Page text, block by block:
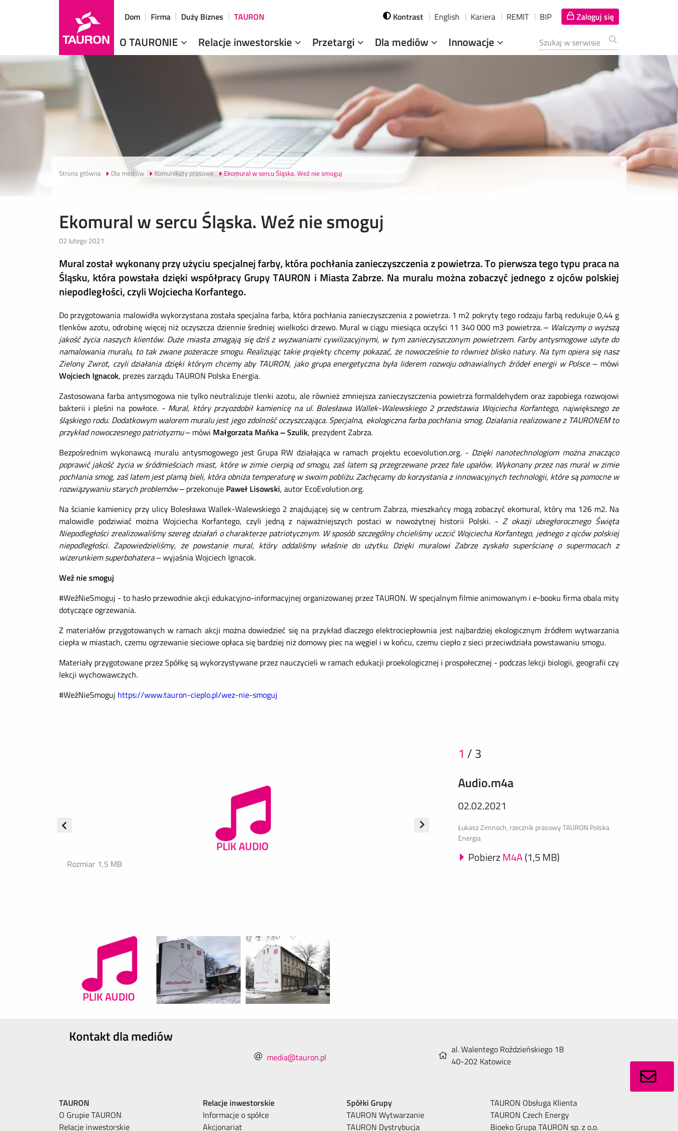
Dom Firma Duży Biznes
TAURON
Szukana fraza
Zaloguj się
O TAURONIE Relacje inwestorskie Przetargi Dla mediów Innowacje
Kontrast English Kariera REMIT BIP
Strona główna Dla mediów Komunikaty prasowe Ekomural w sercu Śląska. Weź nie smoguj
Ekomural w sercu Śląska. Weź nie smoguj
02 lutego 2021
Mural został wykonany przy użyciu specjalnej farby, która pochłania zanieczyszczenia z powietrza. To pierwsza tego typu praca na
Śląsku, która powstała dzięki współpracy Grupy TAURON i Miasta Zabrze. Na muralu można zobaczyć jednego z ojców polskiej
niepodległości, czyli Wojciecha Korfantego.
Do przygotowania malowidła wykorzystana została specjalna farba, która pochłania zanieczyszczenia z powietrza. 1 m2 pokryty tego rodzaju farbą redukuje 0,44 g
tlenków azotu, odrobinę więcej niż oczyszcza dziennie średniej wielkości drzewo. Mural w ciągu miesiąca oczyści 11 340 000 m3 powietrza.– Walczymy o wyższą
jakość życia naszych klientów. Duże miasta zmagają się dziś z wyzwaniami cywilizacyjnymi, w tym zanieczyszczonym powietrzem. Farby antysmogowe użyte do
namalowania muralu, to tak zwane pożeracze smogu. Realizując takie projekty chcemy pokazać, że nowocześnie to również blisko natury. Na tym opiera się nasz
Zielony Zwrot, czyli działania dzięki którym chcemy aby TAURON, jako grupa energetyczna była liderem rozwoju odnawialnych źródeł energii w Polsce– mówi
Wojciech Ignacok, prezes zarządu TAURON Polska Energia.
Zastosowana farba antysmogowa nie tylko neutralizuje tlenki azotu, ale również zmniejsza zanieczyszczenia powietrza formaldehydem oraz zapobiega rozwojowi
bakterii i pleśni na powłoce. - Mural, który przyozdobił kamienicę na ul. Bolesława Wallek-Walewskiego 2 przedstawia Wojciecha Korfantego, największego ze
śląskiego rodu. Dodatkowym walorem muralu jest jego zdolność oczyszczająca. Specjalna, ekologiczna farba pochłania smog. Działania realizowane z TAURONEM to
przykład nowoczesnego patriotyzmu– mówi Małgorzata Mańka – Szulik, prezydent Zabrza.
Bezpośrednim wykonawcą muralu antysmogowego jest Grupa RW działająca w ramach projektu ecoevolution.org. - Dzięki nanotechnologiom można znacząco
poprawić jakość życia w śródmieściach miast, które w zimie cierpią od smogu, zaś latem są przegrzewane przez fale upałów. Wykonany przez nas mural w zimie
pochłania smog, zaś latem jest plamą bieli, która obniża temperaturę w swoim pobliżu. Zachęcamy do korzystania z innowacyjnych technologii, które są pomocne w
rozwiązywaniu starych problemów– przekonuje Paweł Lisowski, autor EcoEvolution.org.
Na ścianie kamienicy przy ulicy Bolesława Wallek-Walewskiego 2 znajdującej się w centrum Zabrza, mieszkańcy mogą zobaczyć ekomural, który ma 126 m2. Na
malowidle podziwiać można Wojciecha Korfantego, czyli jedną z najważniejszych postaci w nowożytnej historii Polski. -Z okazji ubiegłorocznego Święta
Niepodległości zrealizowaliśmy szereg działań o charakterze patriotycznym. W sposób szczególny chcieliśmy uczcić Wojciecha Korfantego, jednego z ojców polskiej
niepodległości. Zapowiedzieliśmy, że powstanie mural, który oddaliśmy właśnie do użytku. Dzięki muralowi Zabrze zyskało superścianę o supermocach z
wizerunkiem superbohatera– wyjaśnia Wojciech Ignacok.
Weź nie smoguj
#WeźNieSmoguj - to hasło przewodnie akcji edukacyjno-informacyjnej organizowanej przez TAURON. W specjalnym filmie animowanym i e-booku firma obala mity
dotyczące ogrzewania.
Z materiałów przygotowanych w ramach akcji można dowiedzieć się na przykład dlaczego elektrociepłownia jest najbardziej ekologicznym źródłem wytwarzania
ciepła w miastach, czemu ogrzewanie sieciowe opłaca się bardziej niż domowy piec na węgiel i w końcu, czemu ciepło z sieci przeciwdziała powstawaniu smogu.
Materiały przygotowane przez Spółkę są wykorzystywane przez nauczycieli w ramach edukacji proekologicznej i prospołecznej - podczas lekcji biologii, geografii czy
lekcji wychowawczych.
#WeźNieSmoguj https://www.tauron-cieplo.pl/wez-nie-smoguj
Rozmiar 1,5 MB
1 /3
Audio.m4a
02.02.2021
Łukasz Zimnoch, rzecznik prasowy TAURON Polska
Energia
PobierzM4A(1,5 MB)
Kontakt dla mediów
media@tauron.pl
al. Walentego Roździeńskiego 1B
40-202 Katowice
TAURON
O Grupie TAURON
Relacje inwestorskie
Relacje inwestorskie
Informacje o spółce
Akcjonariat
Spółki Grupy
TAURON Wytwarzanie
TAURON Dystrybucja
TAURON Obsługa Klienta
TAURON Czech Energy
Bioeko Grupa TAURON sp. z o.o.